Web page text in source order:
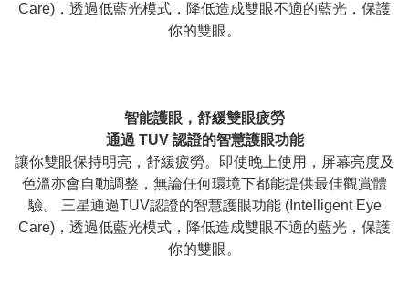
Care)，透過低藍光模式，降低造成雙眼不適的藍光，保護
你的雙眼。
智能護眼，舒緩雙眼疲勞
通過 TUV 認證的智慧護眼功能
讓你雙眼保持明亮，舒緩疲勞。即使晚上使用，屏幕亮度及
色溫亦會自動調整，無論任何環境下都能提供最佳觀賞體
驗。 三星通過TUV認證的智慧護眼功能 (Intelligent Eye
Care)，透過低藍光模式，降低造成雙眼不適的藍光，保護
你的雙眼。